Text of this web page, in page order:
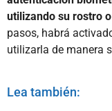
utilizando su rostro
pasos, habrá
utilizarla de manera
Lea también: